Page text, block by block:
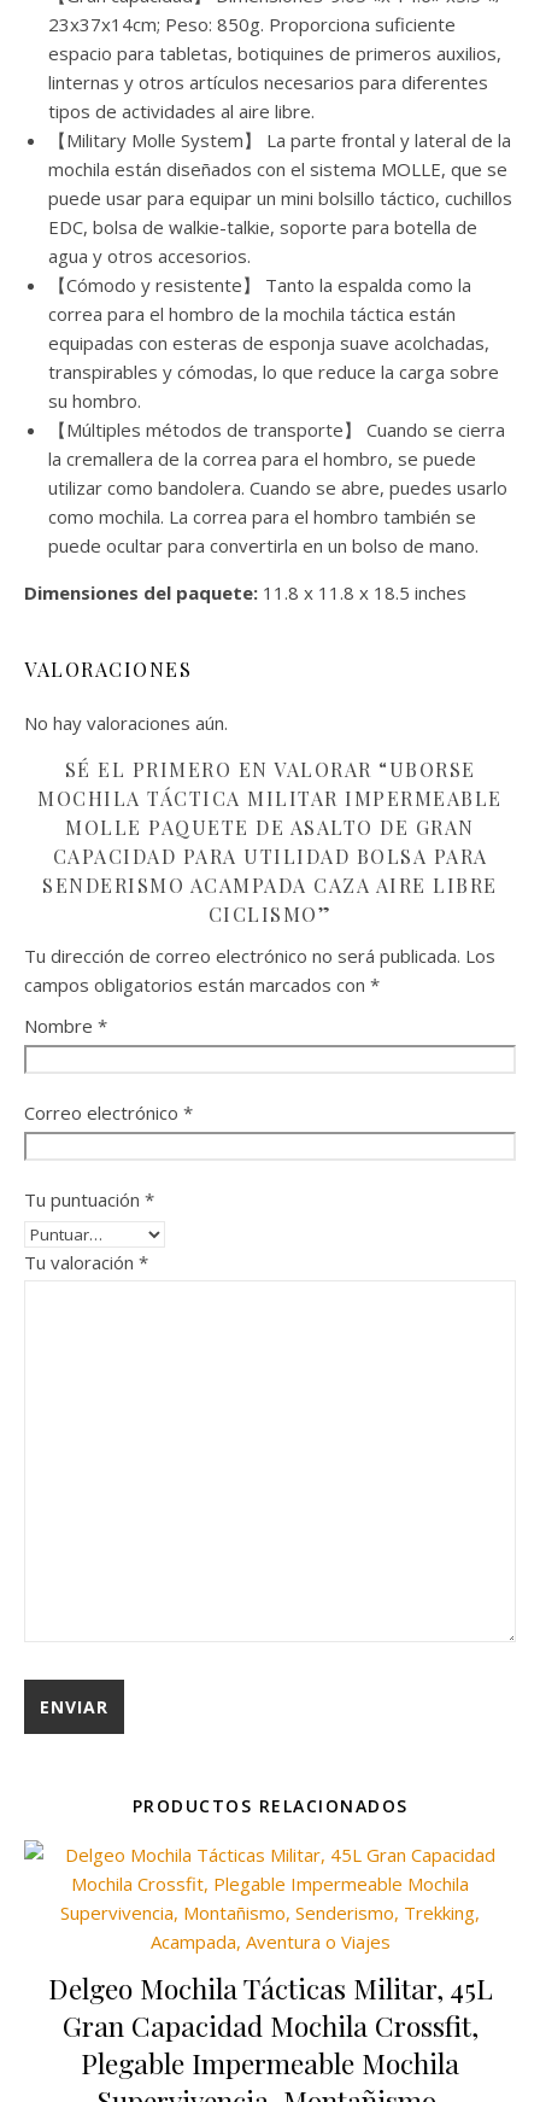
23x37x14cm; Peso: 850g. Proporciona suficiente
espacio para tabletas, botiquines de primeros auxilios,
linternas y otros artículos necesarios para diferentes
tipos de actividades al aire libre.
【Military Molle System】 La parte frontal y lateral de la
mochila están diseñados con el sistema MOLLE, que se
puede usar para equipar un mini bolsillo táctico, cuchillos
EDC, bolsa de walkie-talkie, soporte para botella de
agua y otros accesorios.
【Cómodo y resistente】 Tanto la espalda como la
correa para el hombro de la mochila táctica están
equipadas con esteras de esponja suave acolchadas,
transpirables y cómodas, lo que reduce la carga sobre
su hombro.
【Múltiples métodos de transporte】 Cuando se cierra
la cremallera de la correa para el hombro, se puede
utilizar como bandolera. Cuando se abre, puedes usarlo
como mochila. La correa para el hombro también se
puede ocultar para convertirla en un bolso de mano.
Dimensiones del paquete: 11.8 x 11.8 x 18.5 inches
VALORACIONES
No hay valoraciones aún.
SÉ EL PRIMERO EN VALORAR “UBORSE
MOCHILA TÁCTICA MILITAR IMPERMEABLE
MOLLE PAQUETE DE ASALTO DE GRAN
CAPACIDAD PARA UTILIDAD BOLSA PARA
SENDERISMO ACAMPADA CAZA AIRE LIBRE
CICLISMO”
Tu dirección de correo electrónico no será publicada. Los
campos obligatorios están marcados con *
Nombre *
Correo electrónico *
Tu puntuación *
Tu valoración *
PRODUCTOS RELACIONADOS
Delgeo Mochila Tácticas Militar, 45L
Gran Capacidad Mochila Crossfit,
Plegable Impermeable Mochila